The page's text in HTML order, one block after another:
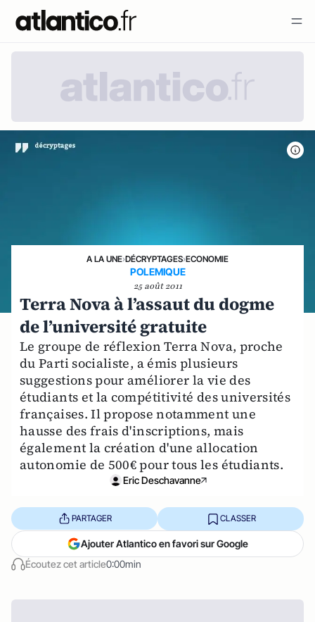
A LA UNE›DÉCRYPTAGES›ECONOMIE
POLEMIQUE
25 août 2011
Terra Nova à l’assaut du dogme
de l’université gratuite
Le groupe de réflexion Terra Nova, proche
du Parti socialiste, a émis plusieurs
suggestions pour améliorer la vie des
étudiants et la compétitivité des universités
françaises. Il propose notamment une
hausse des frais d'inscriptions, mais
également la création d'une allocation
autonomie de 500€ pour tous les étudiants.
Eric Deschavanne
Écoutez cet article0:00min
PARTAGER CLASSER
Ajouter Atlantico en favori sur Google